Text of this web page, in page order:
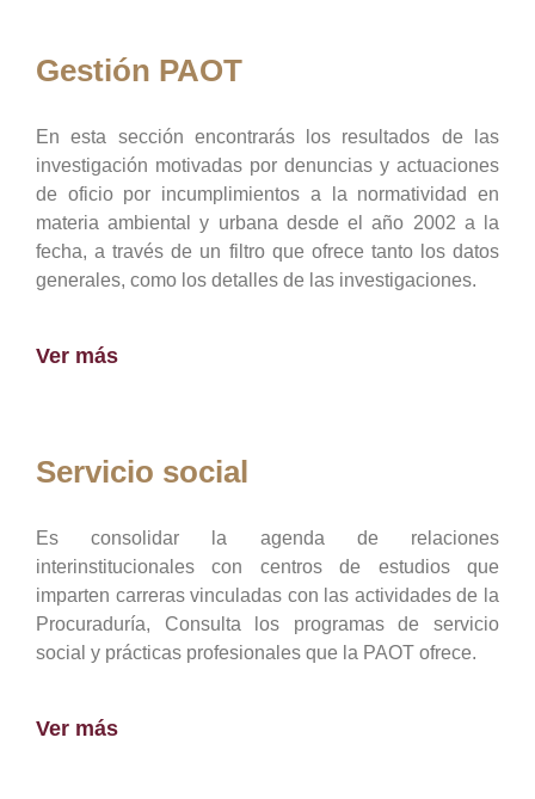
Gestión PAOT
En esta sección encontrarás los resultados de las
investigación motivadas por denuncias y actuaciones
de oficio por incumplimientos a la normatividad en
materia ambiental y urbana desde el año 2002 a la
fecha, a través de un filtro que ofrece tanto los datos
generales, como los detalles de las investigaciones.
Ver más
Servicio social
Es consolidar la agenda de relaciones
interinstitucionales con centros de estudios que
imparten carreras vinculadas con las actividades de la
Procuraduría, Consulta los programas de servicio
social y prácticas profesionales que la PAOT ofrece.
Ver más